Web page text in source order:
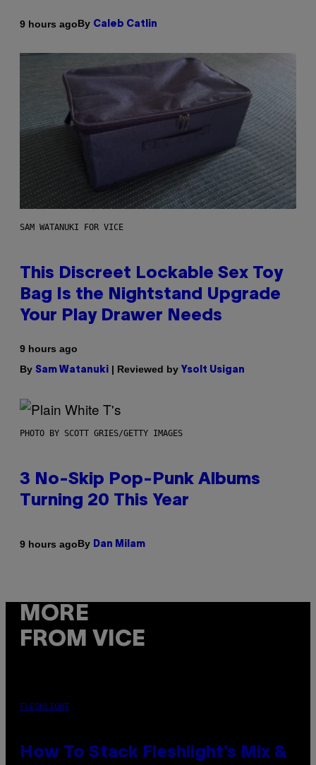
9 hours agoBy Caleb Catlin
SAM WATANUKI FOR VICE
This Discreet Lockable Sex Toy
Bag Is the Nightstand Upgrade
Your Play Drawer Needs
9 hours ago
By Sam Watanuki | Reviewed by Ysolt Usigan
PHOTO BY SCOTT GRIES/GETTY IMAGES
3 No-Skip Pop-Punk Albums
Turning 20 This Year
9 hours agoBy Dan Milam
MORE
FROM VICE
FLESHLIGHT
How To Stack Fleshlight’s Mix &